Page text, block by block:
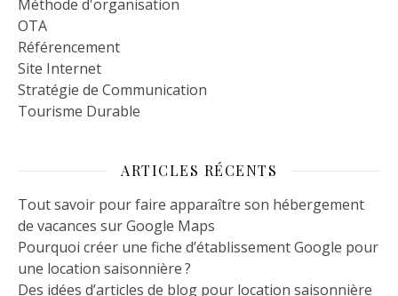
Méthode d'organisation
OTA
Référencement
Site Internet
Stratégie de Communication
Tourisme Durable
ARTICLES RÉCENTS
Tout savoir pour faire apparaître son hébergement
de vacances sur Google Maps
Pourquoi créer une fiche d’établissement Google pour
une location saisonnière ?
Des idées d’articles de blog pour location saisonnière